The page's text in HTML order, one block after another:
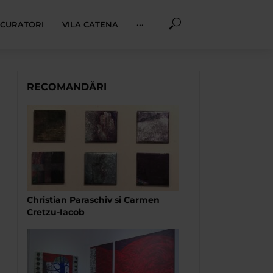
VILA CATENA ···
RECOMANDĂRI
Christian Paraschiv si Carmen
Cretzu-Iacob